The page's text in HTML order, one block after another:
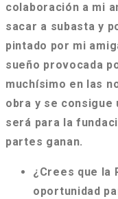
colaboración a mi
sacar a subasta y
pintado por mi
sueño provocada
muchísimo en las
obra y se consigue
será para la
partes ganan.
¿Crees que la
oportunidad